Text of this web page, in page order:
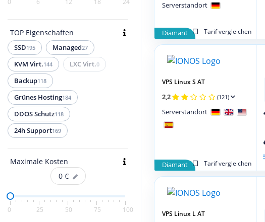
0 6 12 18 24
TOP Eigenschaften
SSD195 Managed27
KVM Virt.144 LXC Virt.0
Backup118
Grünes Hosting184
DDOS Schutz118
24h Support169
Maximale Kosten
0 €
0 25 50 75 100
Diamant Tarif vergleichen
Serverstandort
Diamant
Tarif vergleichen
VPS Linux S AT
2,2 (121)
Serverstandort
VPS Linux L AT